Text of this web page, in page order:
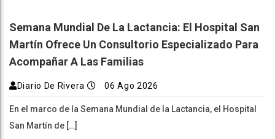
Semana Mundial De La Lactancia: El Hospital San
Martín Ofrece Un Consultorio Especializado Para
Acompañar A Las Familias
Diario De Rivera 06 Ago 2026
En el marco de la Semana Mundial de la Lactancia, el Hospital
San Martín de […]